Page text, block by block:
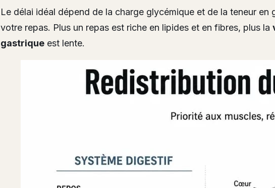
Le délai idéal dépend de la charge glycémique et de la teneur en
votre repas. Plus un repas est riche en lipides et en fibres, plus la
gastrique est lente.